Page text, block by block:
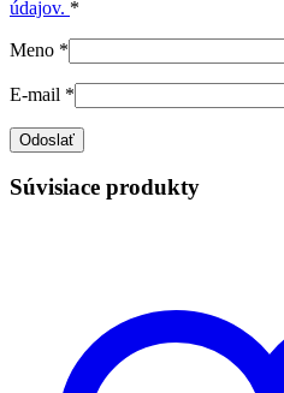
údajov. *
Meno *
E-mail *
Súvisiace produkty